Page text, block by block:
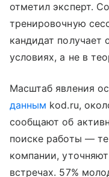
отметил эксперт.
тренировочную
кандидат получает
условиях, а не в
Масштаб явления
данным kod.ru,
сообщают об
поиске работы —
компании,
встречах. 57%